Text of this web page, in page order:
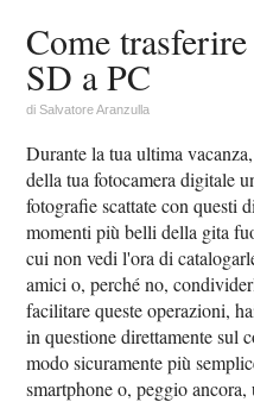
Come
SD a PC
diSalvatore Aranzulla
Durante la tua ultima
della tua fotocamera digitale
fotografie scattate con questi
momenti più belli della gita
cui non vedi l'ora di
amici o, perché no,
facilitare queste operazioni,
in questione direttamente sul
modo sicuramente più
smartphone o, peggio